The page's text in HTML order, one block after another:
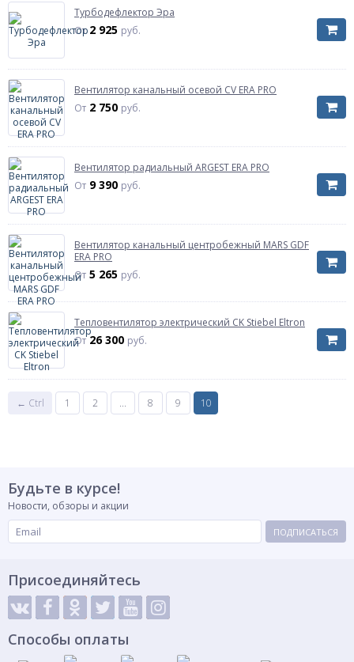
Турбодефлектор Эра
От2 925 руб.
Вентилятор канальный осевой CV ERA PRO
От 2 750 руб.
Вентилятор радиальный ARGEST ERA PRO
От 9 390 руб.
Вентилятор канальный центробежный MARS GDF
ERA PRO
От 5 265 руб.
Тепловентилятор электрический CK Stiebel Eltron
От26 300 руб.
← Ctrl 1 2 ... 8 9 10
Будьте в курсе!
Новости, обзоры и акции
ПОДПИСАТЬСЯ
Присоединяйтесь
Способы оплаты